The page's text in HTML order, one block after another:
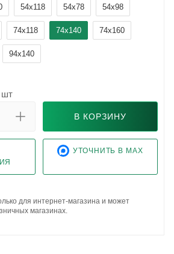
54x118 54x78 54x98
74x118 74x140 74x160
94x140
шт
В КОРЗИНУ
УТОЧНИТЬ В MAX
для интернет-магазина и может
магазинах.